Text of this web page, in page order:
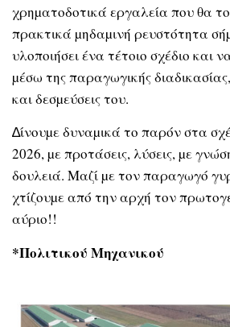
χρηµατοδοτικά εργαλεία που θα
πρακτικά µηδαµινή ρευστότητα
υλοποιήσει ένα τέτοιο σχέδιο και
µέσω της παραγωγικής
και δεσµεύσεις του.
∆ίνουµε δυναµικά το παρόν στα
2026, µε προτάσεις, λύσεις, µε
δουλειά. Μαζί µε τον παραγωγό
χτίζουµε από την αρχή τον
αύριο!!
*Πολιτικού Μηχανικού